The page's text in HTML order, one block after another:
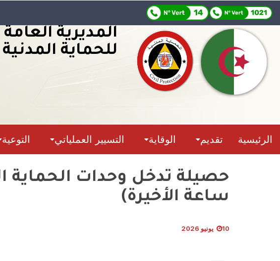
المديرية العامة
للحماية المدنية
الرئيسية تقديم الوقاية التسيير العملياتي التوعية
ساعة الأخيرة)
10 يونيو 2026